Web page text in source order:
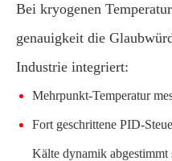
Bei kryogenen
genauigkeit die
Industrie integriert:
Mehrpunkt-Temperatur
Fort geschrittene PID-
Kälte dynamik abgestimmt